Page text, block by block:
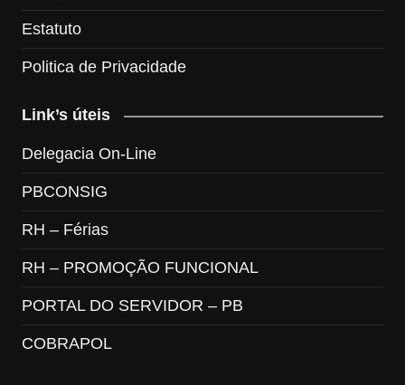
Estatuto
Politica de Privacidade
Link’s úteis
Delegacia On-Line
PBCONSIG
RH – Férias
RH – PROMOÇÃO FUNCIONAL
PORTAL DO SERVIDOR – PB
COBRAPOL